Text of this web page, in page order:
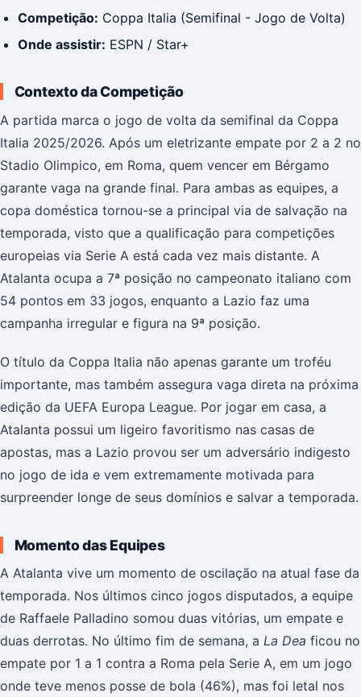
Competição: Coppa Italia (Semifinal - Jogo de Volta)
Onde assistir: ESPN / Star+
Contexto da Competição
A partida marca o jogo de volta da semifinal da Coppa
Italia 2025/2026. Após um eletrizante empate por 2 a 2 no
Stadio Olimpico, em Roma, quem vencer em Bérgamo
garante vaga na grande final. Para ambas as equipes, a
copa doméstica tornou-se a principal via de salvação na
temporada, visto que a qualificação para competições
europeias via Serie A está cada vez mais distante. A
Atalanta ocupa a 7ª posição no campeonato italiano com
54 pontos em 33 jogos, enquanto a Lazio faz uma
campanha irregular e figura na 9ª posição.
O título da Coppa Italia não apenas garante um troféu
importante, mas também assegura vaga direta na próxima
edição da UEFA Europa League. Por jogar em casa, a
Atalanta possui um ligeiro favoritismo nas casas de
apostas, mas a Lazio provou ser um adversário indigesto
no jogo de ida e vem extremamente motivada para
surpreender longe de seus domínios e salvar a temporada.
Momento das Equipes
A Atalanta vive um momento de oscilação na atual fase da
temporada. Nos últimos cinco jogos disputados, a equipe
de Raffaele Palladino somou duas vitórias, um empate e
duas derrotas. No último fim de semana, a La Dea ficou no
empate por 1 a 1 contra a Roma pela Serie A, em um jogo
onde teve menos posse de bola (46%), mas foi letal nos